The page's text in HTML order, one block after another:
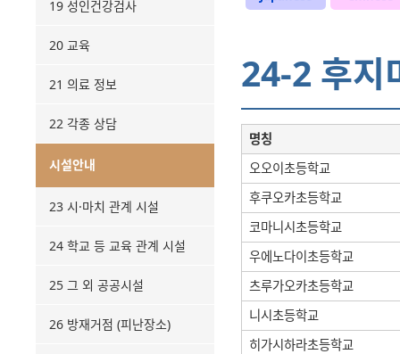
19 성인건강검사
20 교육
21 의료 정보
22 각종 상담
시설안내
23 시·마치 관계 시설
24 학교 등 교육 관계 시설
25 그 외 공공시설
26 방재거점 (피난장소)
24-2 후지
명칭
오오이초등학교
후쿠오카초등학교
코마니시초등학교
우에노다이초등학교
츠루가오카초등학교
니시초등학교
히가시하라초등학교